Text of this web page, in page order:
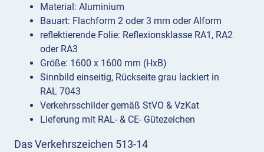
Das Verkehrszeichen 513-14
Material: Aluminium
Bauart: Flachform 2 oder 3 mm oder Alform
reflektierende Folie: Reflexionsklasse RA1, RA2
oder RA3
Größe: 1600 x 1600 mm (HxB)
Sinnbild einseitig, Rückseite grau lackiert in
RAL 7043
Verkehrsschilder gemäß StVO & VzKat
Lieferung mit RAL- & CE- Gütezeichen